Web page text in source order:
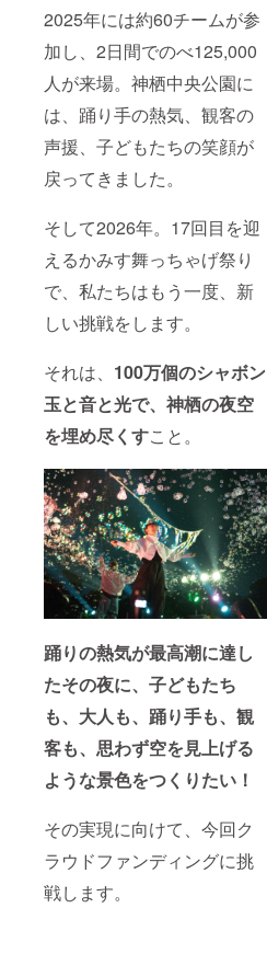
2025年には約60チームが参
加し、2日間でのべ125,000
人が来場。神栖中央公園に
は、踊り手の熱気、観客の
声援、子どもたちの笑顔が
戻ってきました。
そして2026年。17回目を迎
えるかみす舞っちゃげ祭り
で、私たちはもう一度、新
しい挑戦をします。
それは、 100万個のシャボン
玉と音と光で、神栖の夜空
を埋め尽くすこと。
踊りの熱気が最高潮に達し
たその夜に、子どもたち
も、大人も、踊り手も、観
客も、思わず空を見上げる
ような景色をつくりたい！
その実現に向けて、今回ク
ラウドファンディングに挑
戦します。